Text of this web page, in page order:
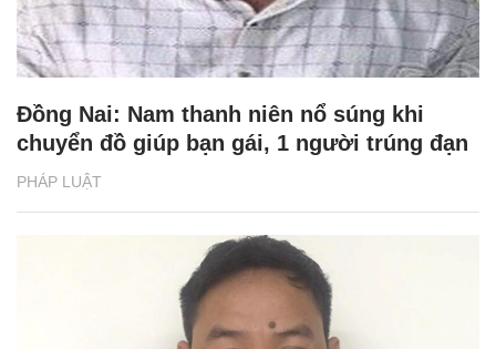
PHÁP LUẬT
Đồng Nai: Nam thanh niên nổ súng khi
chuyển đồ giúp bạn gái, 1 người trúng đạn